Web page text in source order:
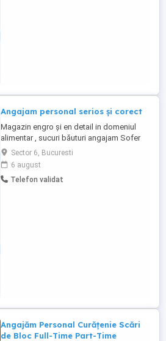
Angajam personal serios și corect
Magazin engro și en detail in domeniul
alimentar , sucuri băuturi angajam Sofer
..pct de lucru Bucuresti..Bd Iuliu Maniu ..Nr
566-570 ..OFERIM CONTRACT DE MUNCA
..SALARIU ATRACTIV ,PRIME DE CRACIUN,
PASTE ..BONUSURI IN FUNCTIE DE
Sector 6, Bucuresti
6 august
Telefon validat
Angajăm Personal Curățenie Scări
de Bloc Full-Time Part-Time